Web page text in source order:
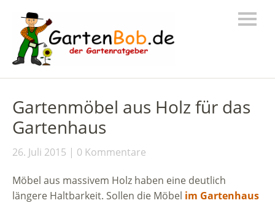
Gartenmöbel aus Holz für das
Gartenhaus
26. Juli 2015 0 Kommentare
Möbel aus massivem Holz haben eine deutlich
längere Haltbarkeit. Sollen die Möbel im Gartenhaus